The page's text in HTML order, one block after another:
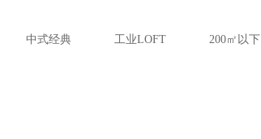
中式经典 工业LOFT 200㎡以下